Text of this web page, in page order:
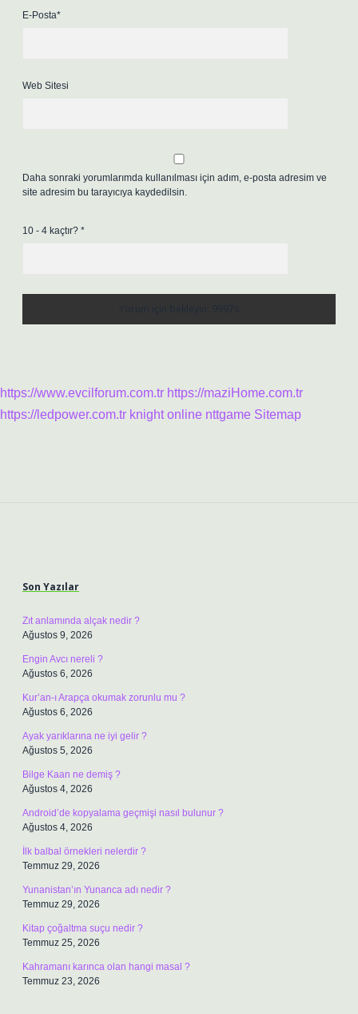
E-Posta*
Web Sitesi
Daha sonraki yorumlarımda kullanılması için adım, e-posta adresim ve
site adresim bu tarayıcıya kaydedilsin.
10 - 4 kaçtır? *
https://www.evcilforum.com.tr https://maziHome.com.tr
https://ledpower.com.tr knight online nttgame Sitemap
Son Yazılar
Zıt anlamında alçak nedir ?
Ağustos 9, 2026
Engin Avcı nereli ?
Ağustos 6, 2026
Kur’an-ı Arapça okumak zorunlu mu ?
Ağustos 6, 2026
Ayak yarıklarına ne iyi gelir ?
Ağustos 5, 2026
Bilge Kaan ne demiş ?
Ağustos 4, 2026
Android’de kopyalama geçmişi nasıl bulunur ?
Ağustos 4, 2026
İlk balbal örnekleri nelerdir ?
Temmuz 29, 2026
Yunanistan’ın Yunanca adı nedir ?
Temmuz 29, 2026
Kitap çoğaltma suçu nedir ?
Temmuz 25, 2026
Kahramanı karınca olan hangi masal ?
Temmuz 23, 2026